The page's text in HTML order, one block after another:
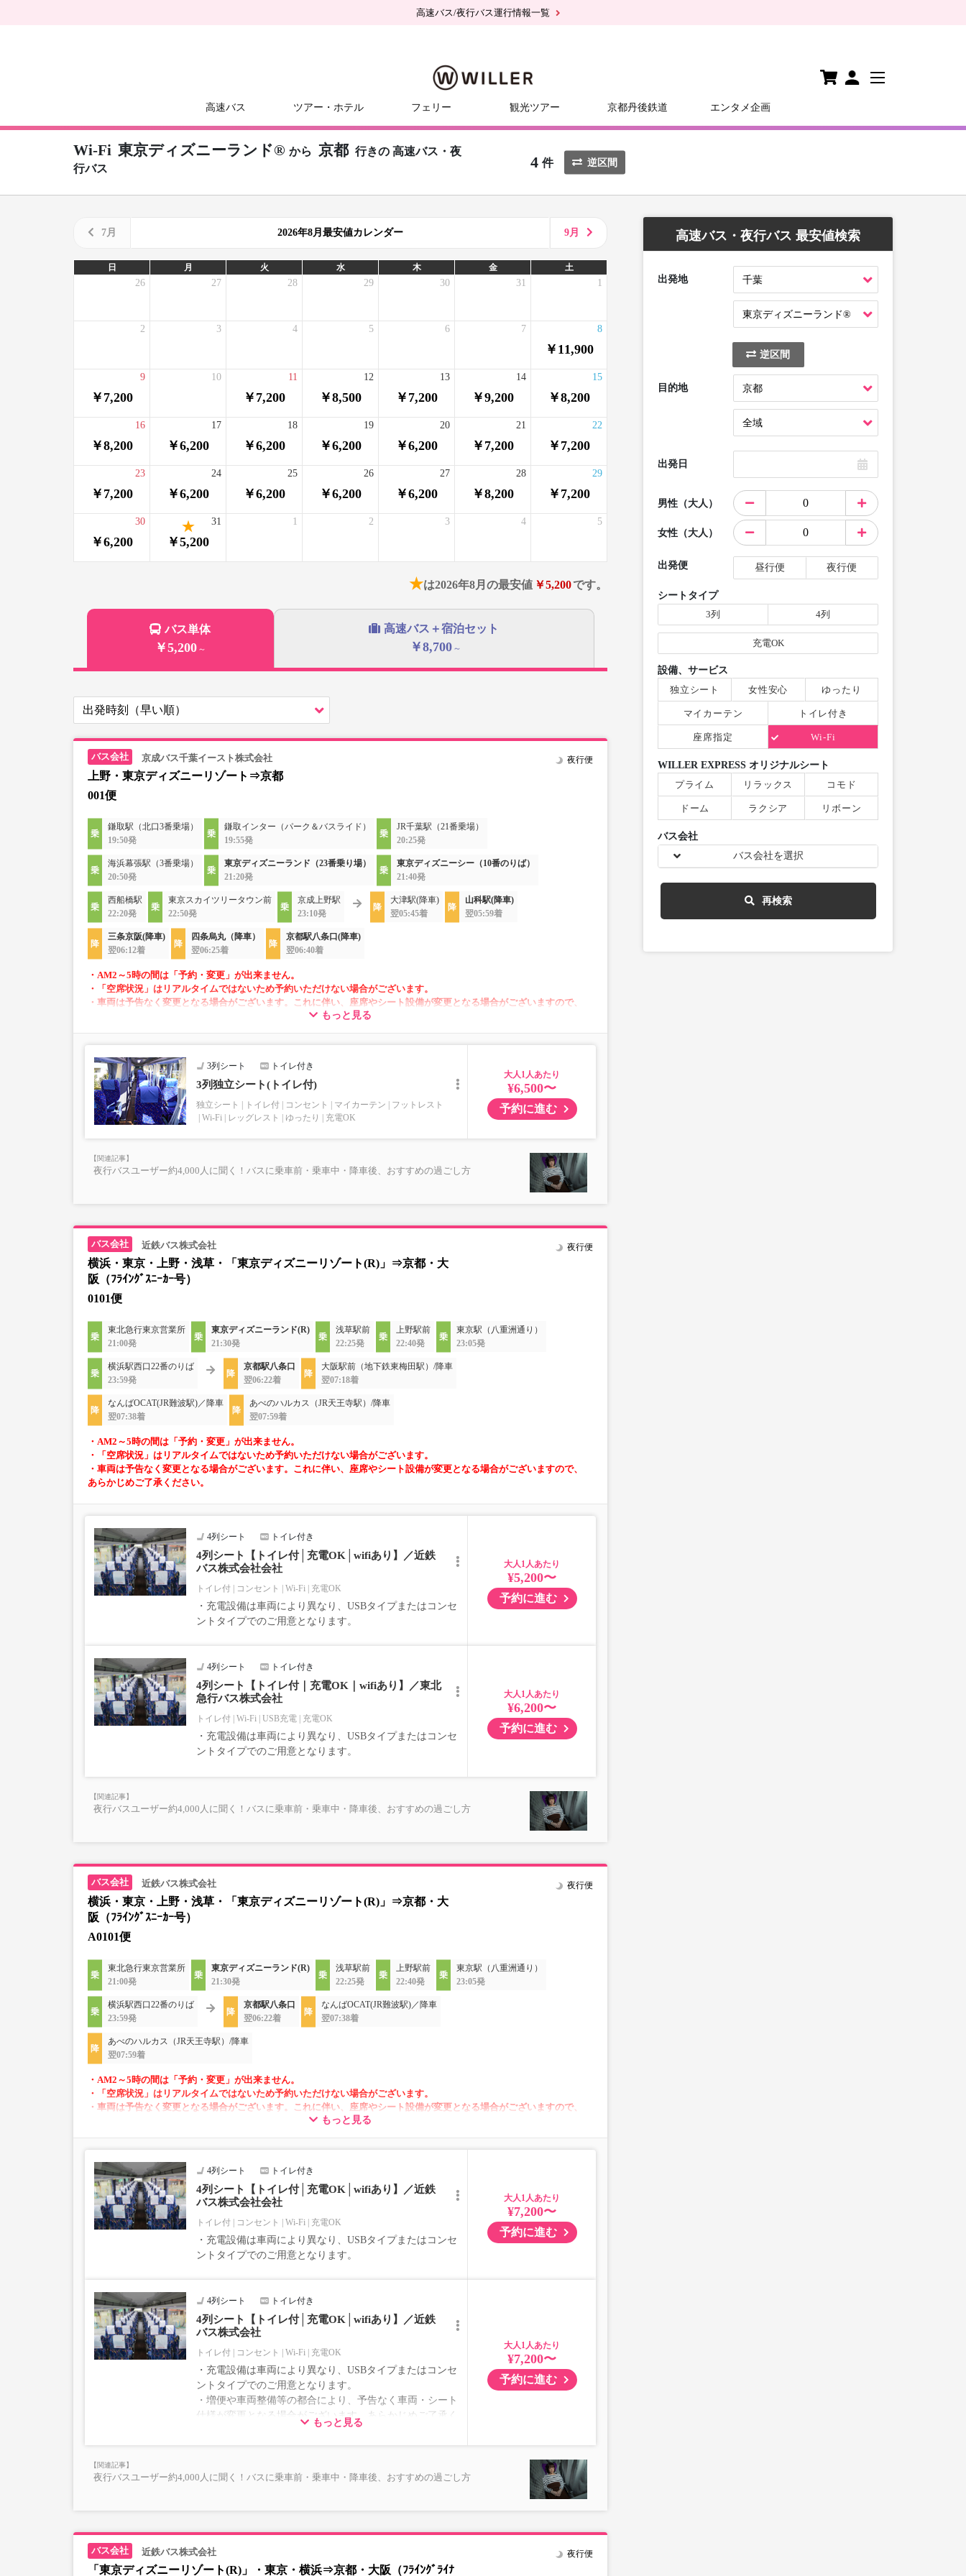
高速バス/夜行バス運行情報一覧
高速バス ツアー・ホテル フェリー 観光ツアー 京都丹後鉄道 エンタメ企画
Wi-Fi 東京ディズニーランド® から 京都 行きの 高速バス・夜
行バス
4 件 逆区間
7月 2026年8月最安値カレンダー 9月
日 月 火 水 木 金 土
26 27 28 29 30 31 1
2 3 4 5 6 7
￥11,900
8
￥7,200
9 10
￥7,200
11
￥8,500
12
￥7,200
13
￥9,200
14
￥8,200
15
￥8,200
16
￥6,200
17
￥6,200
18
￥6,200
19
￥6,200
20
￥7,200
21
￥7,200
22
￥7,200
23
￥6,200
24
￥6,200
25
￥6,200
26
￥6,200
27
￥8,200
28
￥7,200
29
￥6,200
30
￥5,200
31 1 2 3 4 5
★は2026年8月の最安値 ￥5,200です。
バス単体
￥5,200 ～
高速バス＋宿泊セット
￥8,700 ～
京成バス千葉イースト株式会社
上野・東京ディズニーリゾート⇒京都
001便
夜行便
鎌取駅（北口3番乗場）
19:50発
鎌取インター（パーク＆バスライド）
19:55発
JR千葉駅（21番乗場）
20:25発
海浜幕張駅（3番乗場）
20:50発
東京ディズニーランド（23番乗り場）
21:20発
東京ディズニーシー（10番のりば）
21:40発
西船橋駅
22:20発
東京スカイツリータウン前
22:50発
京成上野駅
23:10発
大津駅(降車)
翌05:45着
山科駅(降車)
翌05:59着
三条京阪(降車)
翌06:12着
四条烏丸（降車）
翌06:25着
京都駅八条口(降車)
翌06:40着
・AM2～5時の間は「予約・変更」が出来ません。
・「空席状況」はリアルタイムではないため予約いただけない場合がございます。
・車両は予告なく変更となる場合がございます。これに伴い、座席やシート設備が変更となる場合がございますので、
・3列シートでゆったり快適なバス旅を。
・座席にコンセント設備あり。※車両により異なります。
・車内は常時換気し、清掃・除菌を徹底。
※増便はシートタイプ・車両設備など、異なる場合がございます。
もっと見る
3列シート トイレ付き
3列独立シート(トイレ付)
独立シート トイレ付 コンセント マイカーテン
フットレスト
Wi-Fi
レッグレスト ゆったり 充電OK
大人
¥6,500〜
予約に進む
夜行バスユーザー約4,000人に聞く！バスに乗車前・乗車中・降車後、おすすめの過ごし方
近鉄バス株式会社
横浜・東京・上野・浅草・「東京ディズニーリゾート(R)」⇒京都・大
阪（ﾌﾗｲﾝｸﾞｽﾆｰｶｰ号）
0101便
夜行便
東北急行東京営業所
21:00発
東京ディズニーランド(R)
21:30発
浅草駅前
22:25発
上野駅前
22:40発
東京駅（八重洲通り）
23:05発
横浜駅西口22番のりば
23:59発
京都駅八条口
翌06:22着
大阪駅前（地下鉄東梅田駅）/降車
翌07:18着
なんばOCAT(JR難波駅)／降車
翌07:38着
あべのハルカス（JR天王寺駅）/降車
翌07:59着
・AM2～5時の間は「予約・変更」が出来ません。
・「空席状況」はリアルタイムではないため予約いただけない場合がございます。
・車両は予告なく変更となる場合がございます。これに伴い、座席やシート設備が変更となる場合がございますので、
あらかじめご了承ください。
4列シート トイレ付き
4列シート【トイレ付│充電OK│wifiあり】／近鉄
バス株式会社会社
トイレ付 コンセント Wi-Fi 充電OK
・充電設備は車両により異なり、USBタイプまたはコンセ
ントタイプでのご用意となります。
大人
¥5,200〜
予約に進む
4列シート トイレ付き
4列シート【トイレ付｜充電OK｜wifiあり】／東北
急行バス株式会社
トイレ付 Wi-Fi USB充電 充電OK
・充電設備は車両により異なり、USBタイプまたはコンセ
ントタイプでのご用意となります。
大人
¥6,200〜
予約に進む
夜行バスユーザー約4,000人に聞く！バスに乗車前・乗車中・降車後、おすすめの過ごし方
近鉄バス株式会社
横浜・東京・上野・浅草・「東京ディズニーリゾート(R)」⇒京都・大
阪（ﾌﾗｲﾝｸﾞｽﾆｰｶｰ号）
A0101便
夜行便
東北急行東京営業所
21:00発
東京ディズニーランド(R)
21:30発
浅草駅前
22:25発
上野駅前
22:40発
東京駅（八重洲通り）
23:05発
横浜駅西口22番のりば
23:59発
京都駅八条口
翌06:22着
なんばOCAT(JR難波駅)／降車
翌07:38着
あべのハルカス（JR天王寺駅）/降車
翌07:59着
・AM2～5時の間は「予約・変更」が出来ません。
・「空席状況」はリアルタイムではないため予約いただけない場合がございます。
・車両は予告なく変更となる場合がございます。これに伴い、座席やシート設備が変更となる場合がございますので、
・増便は日によって運行会社が異なる可能性がございます。
・ご予約の出発日・便の運行会社につきましては出発日間際で決定しますので、カスタマーセンターまでお問
い合わせをお願いいたします。
もっと見る
4列シート トイレ付き
4列シート【トイレ付│充電OK│wifiあり】／近鉄
バス株式会社会社
トイレ付 コンセント Wi-Fi 充電OK
・充電設備は車両により異なり、USBタイプまたはコンセ
ントタイプでのご用意となります。
大人
¥7,200〜
予約に進む
4列シート トイレ付き
4列シート【トイレ付│充電OK│wifiあり】／近鉄
バス株式会社
トイレ付 コンセント Wi-Fi 充電OK
・充電設備は車両により異なり、USBタイプまたはコンセ
ントタイプでのご用意となります。
・増便や車両整備等の都合により、予告なく車両・シート
仕様が変更となる場合がございます。あらかじめご了承く
もっと見る
大人
¥7,200〜
予約に進む
夜行バスユーザー約4,000人に聞く！バスに乗車前・乗車中・降車後、おすすめの過ごし方
近鉄バス株式会社
「東京ディズニーリゾート(R)」・東京・横浜⇒京都・大阪（ﾌﾗｲﾝｸﾞﾗｲﾅ
夜行便
高速バス・夜行バス 最安値検索
出発地
逆区間
目的地
出発日
男性（大人）
女性（大人）
出発便 昼行便 夜行便
シートタイプ
3列
4列
充電OK
設備、サービス
独立シート
女性安心 ゆったり
マイカーテン トイレ付き
座席指定 Wi-Fi
WILLER EXPRESS オリジナルシート
プライム
リラックス コモド
ドーム ラクシア リボーン
バス会社
バス会社を選択
再検索